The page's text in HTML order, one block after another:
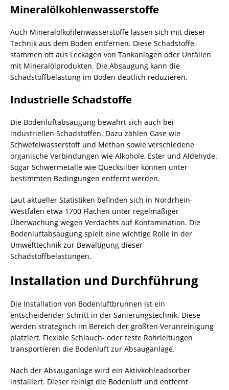
Mineralölkohlenwasserstoffe
Auch Mineralölkohlenwasserstoffe lassen sich mit dieser
Technik aus dem Boden entfernen. Diese Schadstoffe
stammen oft aus Leckagen von Tankanlagen oder Unfällen
mit Mineralölprodukten. Die Absaugung kann die
Schadstoffbelastung im Boden deutlich reduzieren.
Industrielle Schadstoffe
Die Bodenluftabsaugung bewährt sich auch bei
industriellen Schadstoffen. Dazu zählen Gase wie
Schwefelwasserstoff und Methan sowie verschiedene
organische Verbindungen wie Alkohole, Ester und Aldehyde.
Sogar Schwermetalle wie Quecksilber können unter
bestimmten Bedingungen entfernt werden.
Laut aktueller Statistiken befinden sich in Nordrhein-
Westfalen etwa 1700 Flächen unter regelmäßiger
Überwachung wegen Verdachts auf Kontamination. Die
Bodenluftabsaugung spielt eine wichtige Rolle in der
Umwelttechnik zur Bewältigung dieser
Schadstoffbelastungen.
Installation und Durchführung
Die Installation von Bodenluftbrunnen ist ein
entscheidender Schritt in der Sanierungstechnik. Diese
werden strategisch im Bereich der größten Verunreinigung
platziert. Flexible Schlauch- oder feste Rohrleitungen
transportieren die Bodenluft zur Absauganlage.
Nach der Absauganlage wird ein Aktivkohleadsorber
installiert. Dieser reinigt die Bodenluft und entfernt